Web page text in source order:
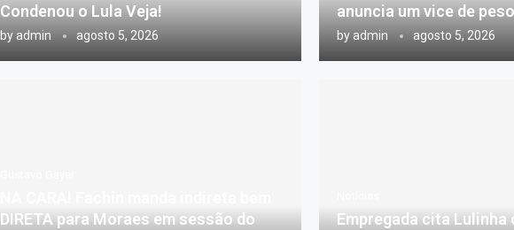
Condenou o Lula Veja!
by admin agosto 5, 2026
anuncia um vice de peso
by admin agosto 5, 2026
DIRETA para Moraes em sessão do
Empregada cita Lulinha